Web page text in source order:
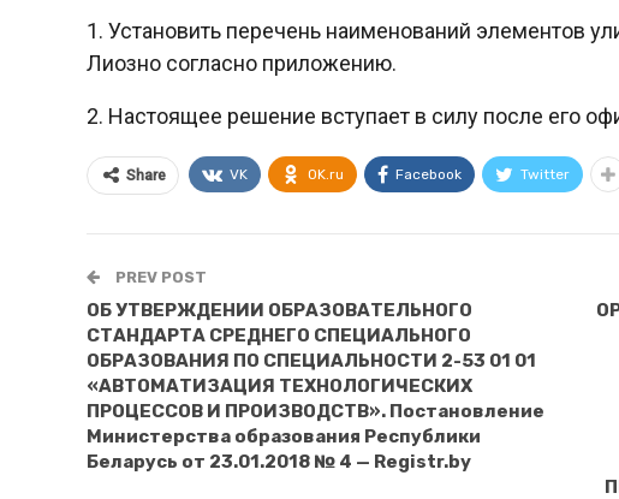
1. Установить перечень наименований элементов
Лиозно согласно приложению.
2. Настоящее решение вступает в силу после его
Share VK OK.ru Facebook Twitter
PREV POST
ОБ УТВЕРЖДЕНИИ ОБРАЗОВАТЕЛЬНОГО
СТАНДАРТА СРЕДНЕГО СПЕЦИАЛЬНОГО
ОБРАЗОВАНИЯ ПО СПЕЦИАЛЬНОСТИ 2-53 01 01
«АВТОМАТИЗАЦИЯ ТЕХНОЛОГИЧЕСКИХ
ПРОЦЕССОВ И ПРОИЗВОДСТВ». Постановление
Министерства образования Республики
Беларусь от 23.01.2018 № 4 — Registr.by